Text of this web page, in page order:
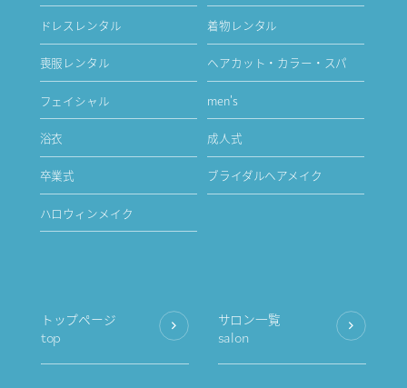
ドレスレンタル 着物レンタル
喪服レンタル ヘアカット・カラー・スパ
フェイシャル men's
浴衣 成人式
卒業式 ブライダルヘアメイク
ハロウィンメイク
トップページ
top
サロン一覧
salon